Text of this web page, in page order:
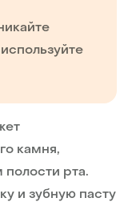
камня,
полости рта.
и зубную пасту